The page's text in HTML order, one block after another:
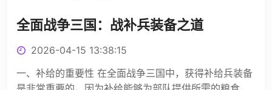
全面战争三国：战补兵装备之道
2026-04-15 13:38:15
一、补给的重要性 在全面战争三国中，获得补给兵装备